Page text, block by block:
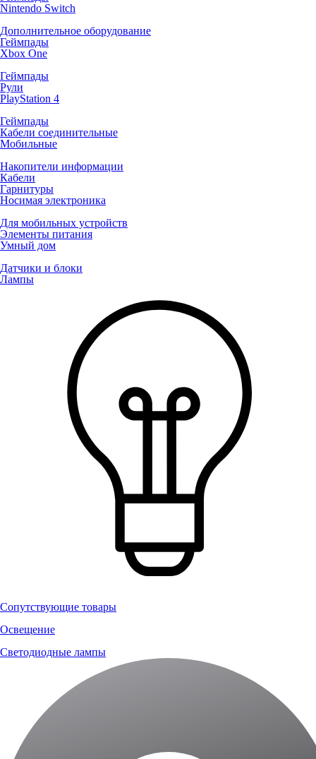
Nintendo Switch
Дополнительное оборудование
Геймпады
Xbox One
Геймпады
Рули
PlayStation 4
Геймпады
Кабели соединительные
Мобильные
Накопители информации
Кабели
Гарнитуры
Носимая электроника
Для мобильных устройств
Элементы питания
Умный дом
Датчики и блоки
Лампы
Сопутствующие товары
Освещение
Светодиодные лампы